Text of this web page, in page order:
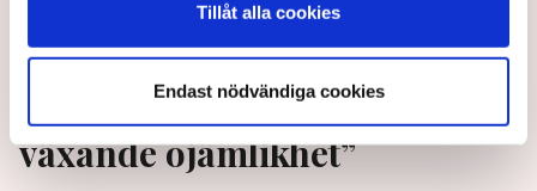
Tillåt alla cookies
Endast nödvändiga cookies
”Sverige är inte ett land med
växande ojämlikhet”